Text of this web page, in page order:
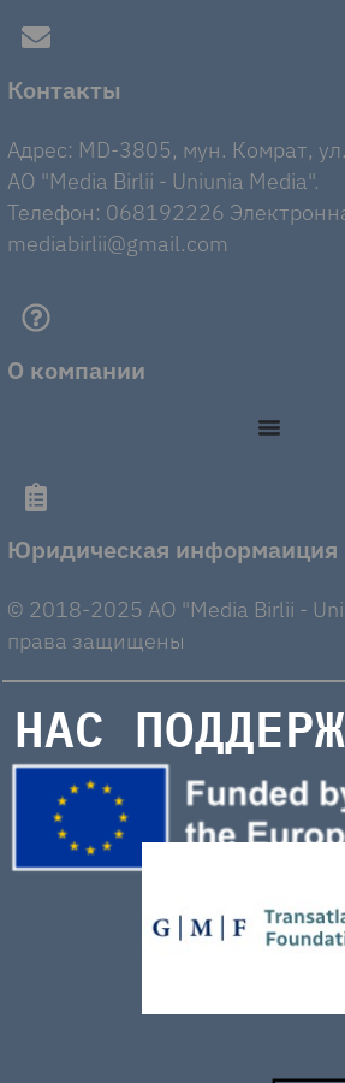
Контакты
Адрес: MD-3805, мун. Комрат,
AO "Media Birlii - Uniunia Media".
Телефон: 068192226
mediabirlii@gmail.com
О компании
Юридическая информаиция
© 2018-2025 AO "Media Birlii -
права защищены
НАС